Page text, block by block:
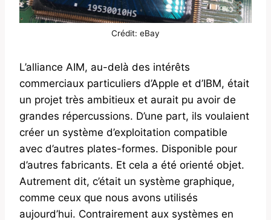
Crédit: eBay
L’alliance AIM, au-delà des intérêts
commerciaux particuliers d’Apple et d’IBM, était
un projet très ambitieux et aurait pu avoir de
grandes répercussions. D’une part, ils voulaient
créer un système d’exploitation compatible
avec d’autres plates-formes. Disponible pour
d’autres fabricants. Et cela a été orienté objet.
Autrement dit, c’était un système graphique,
comme ceux que nous avons utilisés
aujourd’hui. Contrairement aux systèmes en